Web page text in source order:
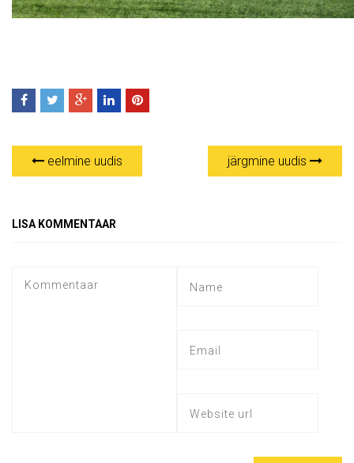
eelmine uudis järgmine uudis
LISA KOMMENTAAR